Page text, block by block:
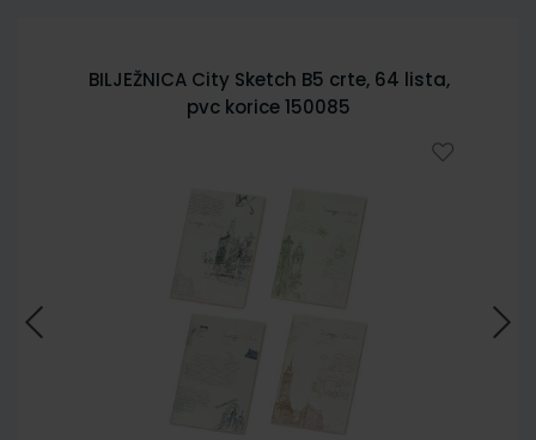
BILJEŽNICA City Sketch B5 crte, 64 lista,
pvc korice 150085